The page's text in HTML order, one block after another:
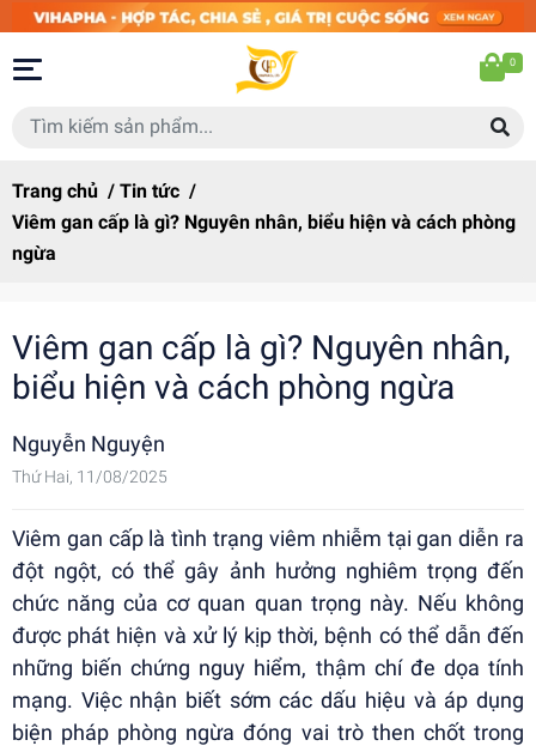
0
Trang chủ / Tin tức /
Viêm gan cấp là gì? Nguyên nhân, biểu hiện và cách phòng
ngừa
Viêm gan cấp là gì? Nguyên nhân,
biểu hiện và cách phòng ngừa
Nguyễn Nguyện
Thứ Hai, 11/08/2025
Viêm gan cấp là tình trạng viêm nhiễm tại gan diễn ra
đột ngột, có thể gây ảnh hưởng nghiêm trọng đến
chức năng của cơ quan quan trọng này. Nếu không
được phát hiện và xử lý kịp thời, bệnh có thể dẫn đến
những biến chứng nguy hiểm, thậm chí đe dọa tính
mạng. Việc nhận biết sớm các dấu hiệu và áp dụng
biện pháp phòng ngừa đóng vai trò then chốt trong